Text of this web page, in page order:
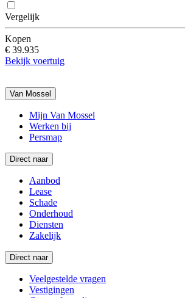
Vergelijk
Kopen
€ 39.935
Bekijk voertuig
Van Mossel
Mijn Van Mossel
Werken bij
Persmap
Direct naar
Aanbod
Lease
Schade
Onderhoud
Diensten
Zakelijk
Direct naar
Veelgestelde vragen
Vestigingen